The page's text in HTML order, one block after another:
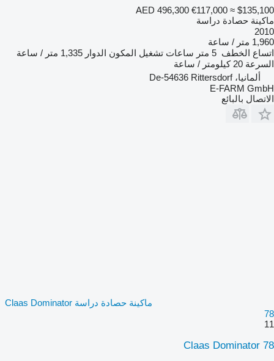
AED 496,300 €117,000 ≈ $135,100
ماكينة حصادة دراسة
2010
1,960 متر / ساعة
اتساع الخطف 5 متر ساعات تشغيل المكون الدوار 1,335 متر / ساعة
السرعة 20 كيلومتر / ساعة
ألمانيا، De-54636 Rittersdorf
E-FARM GmbH
الاتصال بالبائع
ماكينة حصادة دراسة Claas Dominator
78
11
Claas Dominator 78